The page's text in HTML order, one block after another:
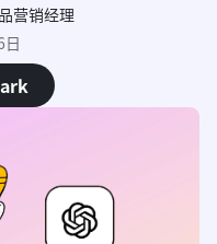
营销经理